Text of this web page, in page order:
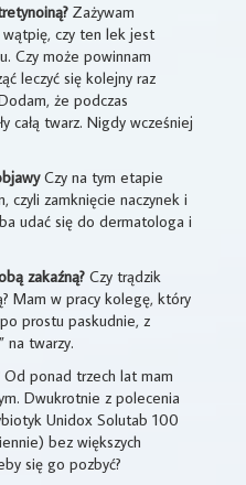
Zażywam
wątpię, czy ten lek jest
Czy może powinnam
leczyć się kolejny raz
że podczas
całą twarz. Nigdy wcześniej
Czy na tym etapie
czyli zamknięcie naczynek i
udać się do dermatologa i
zakaźną? Czy trądzik
Mam w pracy kolegę, który
prostu paskudnie, z
na twarzy.
Od ponad trzech lat mam
Dwukrotnie z polecenia
Unidox Solutab 100
bez większych
się go pozbyć?